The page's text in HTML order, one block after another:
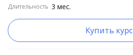
Длительность 3 мес.
Купить курс